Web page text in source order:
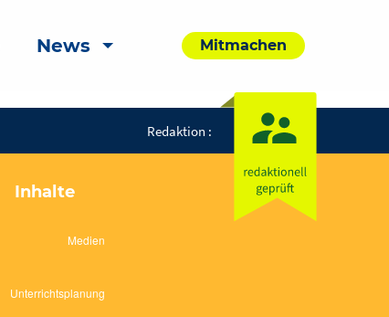
News Mitmachen
Redaktion :
Inhalte